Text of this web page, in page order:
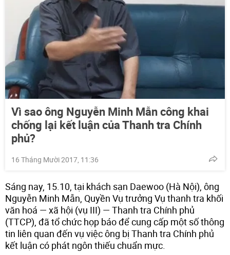
Vì sao ông Nguyễn Minh Mẫn công khai
chống lại kết luận của Thanh tra Chính
phủ?
16 Tháng Mười 2017, 11:36
Sáng nay, 15.10, tại khách sạn Daewoo (Hà Nội), ông
Nguyễn Minh Mẫn, Quyền Vụ trưởng Vụ thanh tra khối
văn hoá — xã hội (vụ III) — Thanh tra Chính phủ
(TTCP), đã tổ chức họp báo để cung cấp một số thông
tin liên quan đến vụ việc ông bị Thanh tra Chính phủ
kết luận có phát ngôn thiếu chuẩn mực.